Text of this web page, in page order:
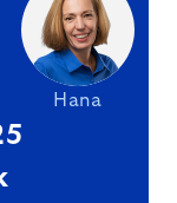
Hana